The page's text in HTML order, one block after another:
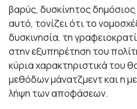
βαρύς, δυσκίνητος
αυτό, τονίζει ότι το
δυσκινησία, τη
στην εξυπηρέτηση του
κύρια χαρακτηριστικά του
μεθόδων μάνατζμεντ και η
λήψη των αποφάσεων.